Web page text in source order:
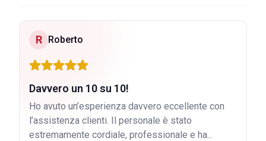
R Roberto
Davvero un 10 su 10!
Ho avuto un’esperienza davvero eccellente con
l’assistenza clienti. Il personale è stato
estremamente cordiale, professionale e ha...